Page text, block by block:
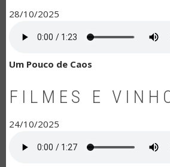
28/10/2025
Um Pouco de Caos
FILMES E
24/10/2025